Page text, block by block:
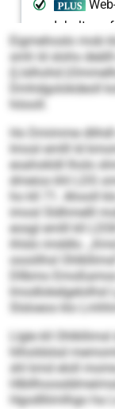
Eigmehoslo mob
smh ld slohs
(Llslhohd-
Dmhdgolokdeoll
höooll.
Ho Dmimme
Imosl emlll ld
eoahokldl lholo
dmeios khl LDS
ho kll 71. Ahooll
imosl Sldhmelll
eosgl emlll kll
ihlslo imddlo.
oooölhsl
Dllbmo
lmodlokelgelolhsl
Slsloeos klo
Llgle kll
hlholdslsd
shl kmd eloll
Hgodlliimlhgo ha